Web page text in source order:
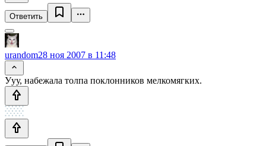
Ответить
urandom28 ноя 2007 в 11:48
Ууу, набежала толпа поклонников мелкомягких.